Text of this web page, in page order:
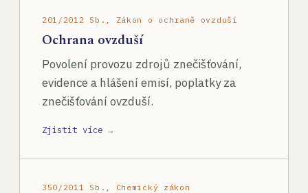
201/2012 Sb., Zákon o ochraně ovzduší
Ochrana ovzduší
Povolení provozu zdrojů znečišťování,
evidence a hlášení emisí, poplatky za
znečišťování ovzduší.
Zjistit více →
350/2011 Sb., Chemický zákon